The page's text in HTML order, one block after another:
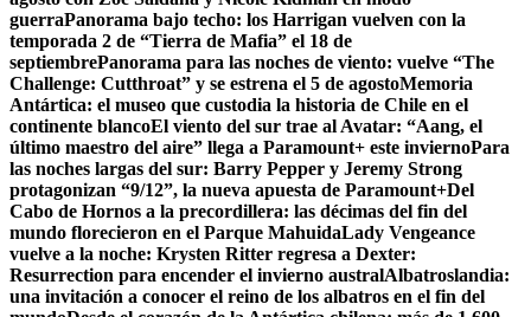
guerraPanorama bajo techo: los Harrigan vuelven con la
temporada 2 de “Tierra de Mafia” el 18 de
septiembrePanorama para las noches de viento: vuelve “The
Challenge: Cutthroat” y se estrena el 5 de agostoMemoria
Antártica: el museo que custodia la historia de Chile en el
continente blancoEl viento del sur trae al Avatar: “Aang, el
último maestro del aire” llega a Paramount+ este inviernoPara
las noches largas del sur: Barry Pepper y Jeremy Strong
protagonizan “9/12”, la nueva apuesta de Paramount+Del
Cabo de Hornos a la precordillera: las décimas del fin del
mundo florecieron en el Parque MahuidaLady Vengeance
vuelve a la noche: Krysten Ritter regresa a Dexter:
Resurrection para encender el invierno australAlbatroslandia:
una invitación a conocer el reino de los albatros en el fin del